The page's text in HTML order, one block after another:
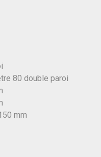
80 double paroi
mm